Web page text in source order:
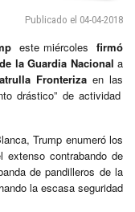
Publicado el 04-04-2018
este miércoles firmó
la Guardia Nacional a
Fronteriza en las
drástico” de actividad
Trump enumeró los
extenso contrabando de
de pandilleros de la
la escasa seguridad